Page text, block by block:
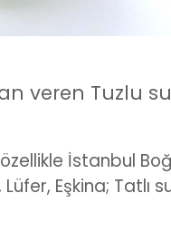
veren Tuzlu
özellikle İstanbul
Eşkina;